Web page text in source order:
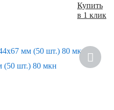
Купить
в 1 клик
(50 шт.) 80 мкн